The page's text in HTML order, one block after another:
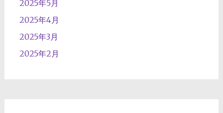
2025年5月
2025年4月
2025年3月
2025年2月